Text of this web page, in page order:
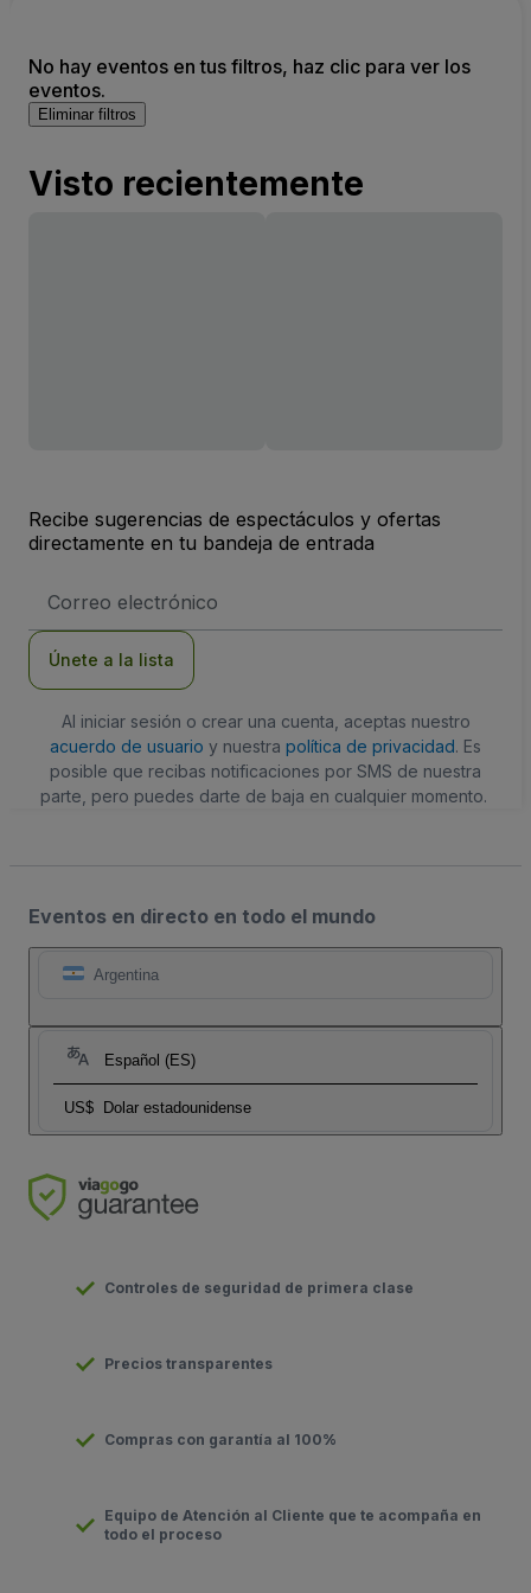
No hay eventos en tus filtros, haz clic para ver los
eventos.
Eliminar filtros
Visto recientemente
Recibe sugerencias de espectáculos y ofertas
directamente en tu bandeja de entrada
de
Únete a la lista
Al iniciar sesión o crear una cuenta, aceptas nuestro
acuerdo de usuario y nuestra política de privacidad. Es
posible que recibas notificaciones por SMS de nuestra
parte, pero puedes darte de baja en cualquier momento.
Eventos en directo en todo el mundo
Argentina
Español (ES)
US$ Dolar estadounidense
Controles de seguridad de primera clase
Precios transparentes
Compras con garantía al 100%
Equipo de Atención al Cliente que te acompaña en
todo el proceso